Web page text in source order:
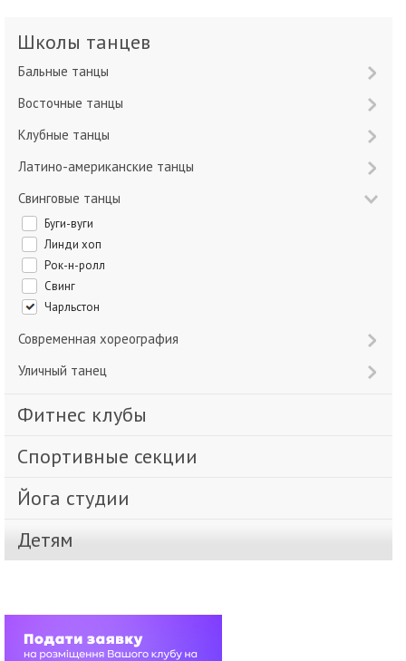
Школы танцев
Бальные танцы
Восточные танцы
Клубные танцы
Латино-американские танцы
Свинговые танцы
Буги-вуги
Линди хоп
Рок-н-ролл
Свинг
Чарльстон
Современная хореография
Уличный танец
Фитнес клубы
Спортивные секции
Йога студии
Детям